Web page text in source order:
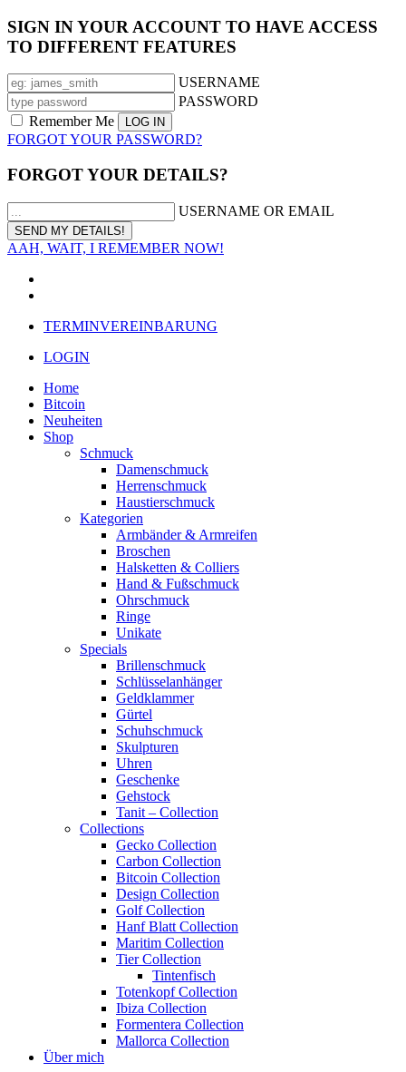
SIGN IN YOUR ACCOUNT TO HAVE ACCESS
TO DIFFERENT FEATURES
USERNAME
PASSWORD
Remember Me
FORGOT YOUR PASSWORD?
FORGOT YOUR DETAILS?
USERNAME OR EMAIL
AAH, WAIT, I REMEMBER NOW!
TERMINVEREINBARUNG
LOGIN
Home
Bitcoin
Neuheiten
Shop
Schmuck
Damenschmuck
Herrenschmuck
Haustierschmuck
Kategorien
Armbänder & Armreifen
Broschen
Halsketten & Colliers
Hand & Fußschmuck
Ohrschmuck
Ringe
Unikate
Specials
Brillenschmuck
Schlüsselanhänger
Geldklammer
Gürtel
Schuhschmuck
Skulpturen
Uhren
Geschenke
Gehstock
Tanit – Collection
Collections
Gecko Collection
Carbon Collection
Bitcoin Collection
Design Collection
Golf Collection
Hanf Blatt Collection
Maritim Collection
Tier Collection
Tintenfisch
Totenkopf Collection
Ibiza Collection
Formentera Collection
Mallorca Collection
Über mich